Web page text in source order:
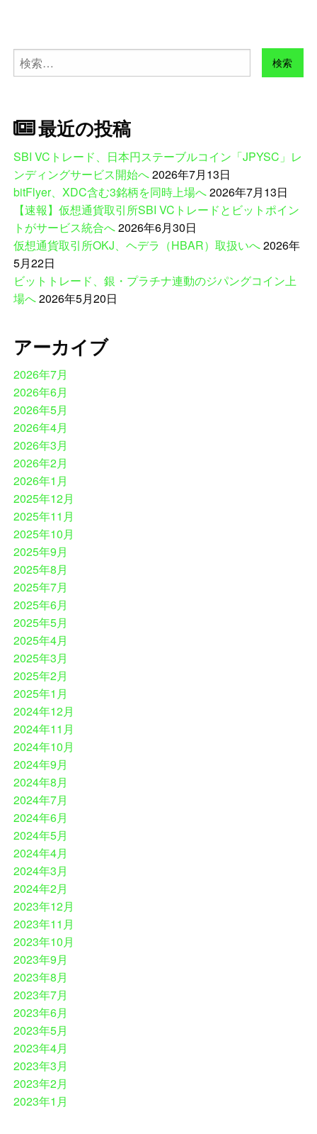
検
索:
最近の投稿
SBI VCトレード、日本円ステーブルコイン「JPYSC」レ
ンディングサービス開始へ2026年7月13日
bitFlyer、XDC含む3銘柄を同時上場へ2026年7月13日
【速報】仮想通貨取引所SBI VCトレードとビットポイン
トがサービス統合へ2026年6月30日
仮想通貨取引所OKJ、ヘデラ（HBAR）取扱いへ2026年
5月22日
ビットトレード、銀・プラチナ連動のジパングコイン上
場へ2026年5月20日
アーカイブ
2026年7月
2026年6月
2026年5月
2026年4月
2026年3月
2026年2月
2026年1月
2025年12月
2025年11月
2025年10月
2025年9月
2025年8月
2025年7月
2025年6月
2025年5月
2025年4月
2025年3月
2025年2月
2025年1月
2024年12月
2024年11月
2024年10月
2024年9月
2024年8月
2024年7月
2024年6月
2024年5月
2024年4月
2024年3月
2024年2月
2023年12月
2023年11月
2023年10月
2023年9月
2023年8月
2023年7月
2023年6月
2023年5月
2023年4月
2023年3月
2023年2月
2023年1月